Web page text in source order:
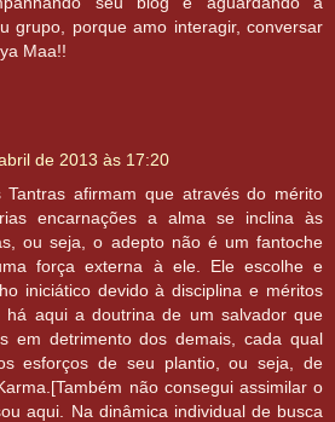
grupo, porque amo interagir, conversar
Maa!!
de 2013 às 17:20
Tantras afirmam que através do mérito
encarnações a alma se inclina às
ou seja, o adepto não é um fantoche
força externa à ele. Ele escolhe e
iniciático devido à disciplina e méritos
há aqui a doutrina de um salvador que
em detrimento dos demais, cada qual
esforços de seu plantio, ou seja, de
não consegui assimilar o
aqui. Na dinâmica individual de busca